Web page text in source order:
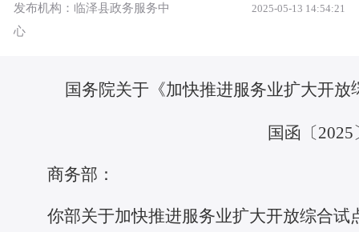
发布机构：临泽县政务服务中
心
2025-05-13 14:54:21
国务院关于《加快推进服务业扩大开放
国函〔2025〕
商务部：
你部关于加快推进服务业扩大开放综合